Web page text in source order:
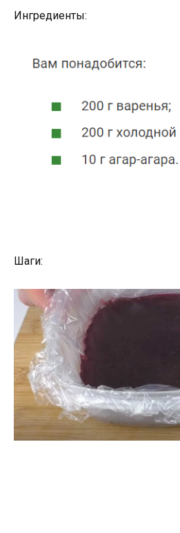
Ингредиенты:
Шаги: